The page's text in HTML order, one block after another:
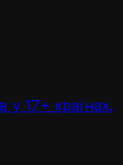
у 17+ країнах.